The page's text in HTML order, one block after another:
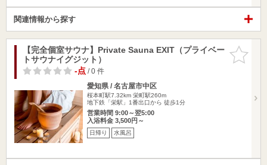
関連情報から探す
お気に入
りに追加
【完全個室サウナ】Private Sauna EXIT（プライベー
トサウナイグジット）
-点/ 0 件
愛知県 / 名古屋市中区
桜本町駅7.32km 栄町駅260m
地下鉄「栄駅」1番出口から 徒歩1分
営業時間 9:00～翌5:00
入浴料金 3,500円～
日帰り 水風呂